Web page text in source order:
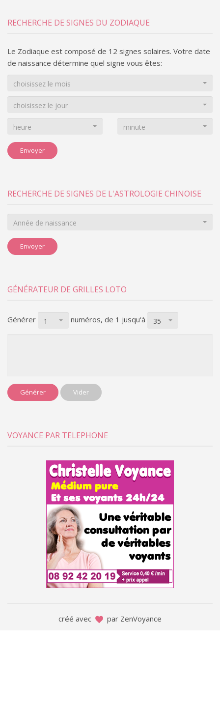
RECHERCHE DE SIGNES DU ZODIAQUE
Le Zodiaque est composé de 12 signes solaires. Votre date
de naissance détermine quel signe vous êtes:
choisissez le mois
choisissez le jour
heure minute
Envoyer
RECHERCHE DE SIGNES DE L'ASTROLOGIE CHINOISE
Année de naissance
Envoyer
GÉNÉRATEUR DE GRILLES LOTO
Générer 1 numéros, de 1 jusqu'à 35
Générer Vider
VOYANCE PAR TELEPHONE
créé avec par ZenVoyance